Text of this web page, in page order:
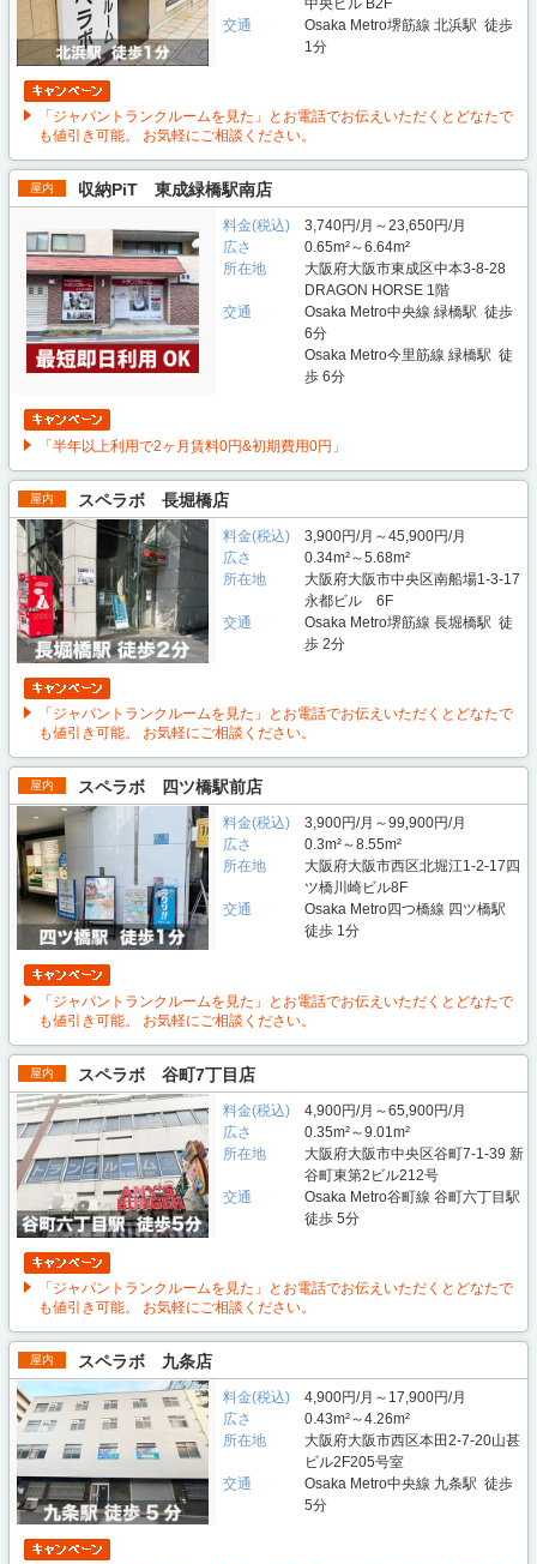
中央ビル B2F
交通
Osaka Metro堺筋線 北浜駅 徒歩
1分
「ジャパントランクルームを見た」とお電話でお伝えいただくとどなたで
も値引き可能。 お気軽にご相談ください。
屋内 収納PiT 東成緑橋駅南店
料金(税込)
3,740円/月～23,650円/月
広さ
0.65m²～6.64m²
所在地
大阪府大阪市東成区中本3-8-28
DRAGON HORSE 1階
交通
Osaka Metro中央線 緑橋駅 徒歩
6分
Osaka Metro今里筋線 緑橋駅 徒
歩 6分
「半年以上利用で2ヶ月賃料0円&初期費用0円」
屋内 スペラボ 長堀橋店
料金(税込)
3,900円/月～45,900円/月
広さ
0.34m²～5.68m²
所在地
大阪府大阪市中央区南船場1-3-17
永都ビル 6F
交通
Osaka Metro堺筋線 長堀橋駅 徒
歩 2分
「ジャパントランクルームを見た」とお電話でお伝えいただくとどなたで
も値引き可能。 お気軽にご相談ください。
屋内 スペラボ 四ツ橋駅前店
料金(税込)
3,900円/月～99,900円/月
広さ
0.3m²～8.55m²
所在地
大阪府大阪市西区北堀江1-2-17四
ツ橋川崎ビル8F
交通
Osaka Metro四つ橋線 四ツ橋駅
徒歩 1分
「ジャパントランクルームを見た」とお電話でお伝えいただくとどなたで
も値引き可能。 お気軽にご相談ください。
屋内 スペラボ 谷町7丁目店
料金(税込)
4,900円/月～65,900円/月
広さ
0.35m²～9.01m²
所在地
大阪府大阪市中央区谷町7-1-39 新
谷町東第2ビル212号
交通
Osaka Metro谷町線 谷町六丁目駅
徒歩 5分
「ジャパントランクルームを見た」とお電話でお伝えいただくとどなたで
も値引き可能。 お気軽にご相談ください。
屋内 スペラボ 九条店
料金(税込)
4,900円/月～17,900円/月
広さ
0.43m²～4.26m²
所在地
大阪府大阪市西区本田2-7-20山甚
ビル2F205号室
交通
Osaka Metro中央線 九条駅 徒歩
5分